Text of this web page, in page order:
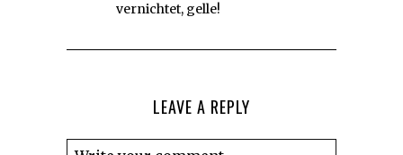
vernichtet, gelle!
LEAVE A REPLY